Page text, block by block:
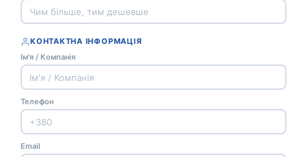
КОНТАКТНА ІНФОРМАЦІЯ
Ім'я / Компанія
Телефон
Email